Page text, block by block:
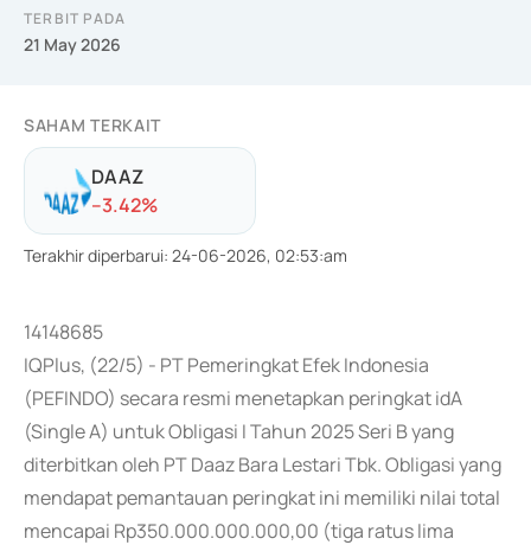
TERBIT PADA
21 May 2026
SAHAM TERKAIT
DAAZ
--3.42%
Terakhir diperbarui: 24-06-2026, 02:53:am
14148685
IQPlus, (22/5) - PT Pemeringkat Efek Indonesia
(PEFINDO) secara resmi menetapkan peringkat idA
(Single A) untuk Obligasi I Tahun 2025 Seri B yang
diterbitkan oleh PT Daaz Bara Lestari Tbk. Obligasi yang
mendapat pemantauan peringkat ini memiliki nilai total
mencapai Rp350.000.000.000,00 (tiga ratus lima